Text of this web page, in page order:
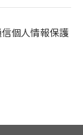
個人情報保護